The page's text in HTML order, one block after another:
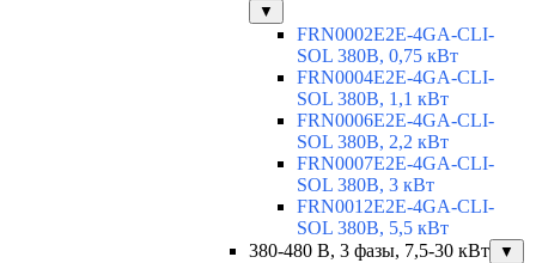
▼
FRN0002E2E-4GA-CLI-
SOL 380В, 0,75 кВт
FRN0004E2E-4GA-CLI-
SOL 380В, 1,1 кВт
FRN0006E2E-4GA-CLI-
SOL 380В, 2,2 кВт
FRN0007E2E-4GA-CLI-
SOL 380В, 3 кВт
FRN0012E2E-4GA-CLI-
SOL 380В, 5,5 кВт
380-480 В, 3 фазы, 7,5-30 кВт
▼